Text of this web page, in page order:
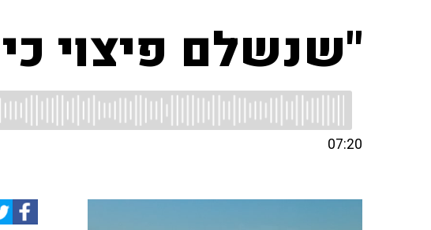
"שנשלם פיצוי כי
07:20